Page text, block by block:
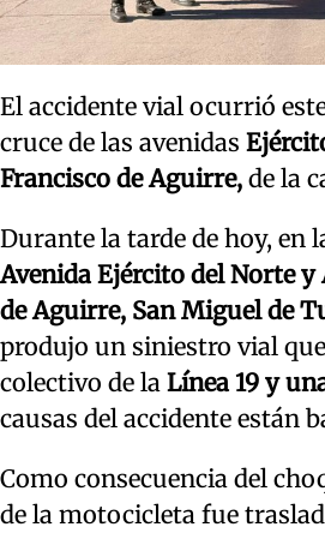
El accidente vial ocurrió
cruce de las avenidas
Francisco de Aguirre, de la
Durante la tarde de hoy, en
Avenida Ejército del Norte y
de Aguirre, San Miguel de
produjo un siniestro vial
colectivo de la Línea 19 y
causas del accidente están
Como consecuencia del
de la motocicleta fue